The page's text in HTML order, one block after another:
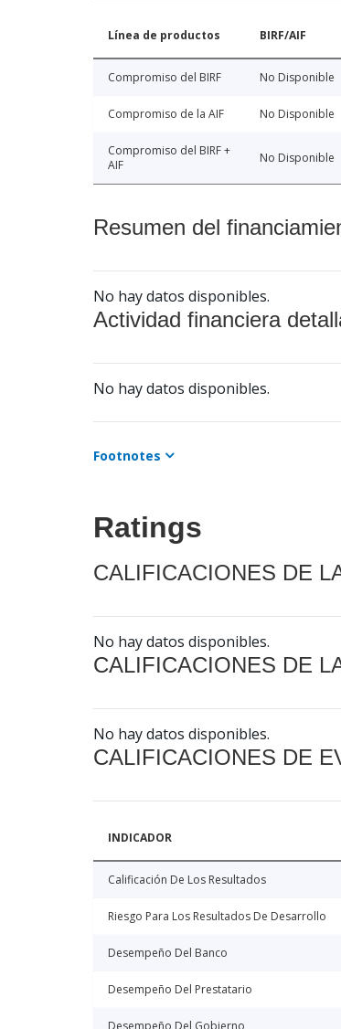
Línea de productos BIRF/AIF
Compromiso del BIRF No Disponible
Compromiso de la AIF No Disponible
Compromiso del BIRF +
AIF
No Disponible
Resumen del
No hay datos disponibles.
Actividad financiera
No hay datos disponibles.
Footnotes
Ratings
CALIFICACIONES DE
No hay datos disponibles.
CALIFICACIONES DE
No hay datos disponibles.
CALIFICACIONES DE
INDICADOR
Calificación De Los Resultados
Riesgo Para Los Resultados De Desarrollo
Desempeño Del Banco
Desempeño Del Prestatario